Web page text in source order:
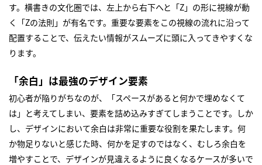
す。横書きの文化圏では、左上から右下へと「Z」の形に視線が動
く「Zの法則」が有名です。重要な要素をこの視線の流れに沿って
配置することで、伝えたい情報がスムーズに頭に入ってきやすくな
ります。
「余白」は最強のデザイン要素
初心者が陥りがちなのが、「スペースがあると何かで埋めなくて
は」と考えてしまい、要素を詰め込みすぎてしまうことです。しか
し、デザインにおいて余白は非常に重要な役割を果たします。何
か物足りないと感じた時、何かを足すのではなく、むしろ余白を
増やすことで、デザインが見違えるように良くなるケースが多いで